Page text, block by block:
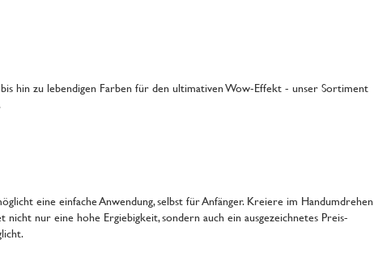
bis hin zu lebendigen Farben für den ultimativen Wow-Effekt - unser Sortiment
eine einfache Anwendung, selbst für Anfänger. Kreiere im Handumdrehen
nur eine hohe Ergiebigkeit, sondern auch ein ausgezeichnetes Preis-